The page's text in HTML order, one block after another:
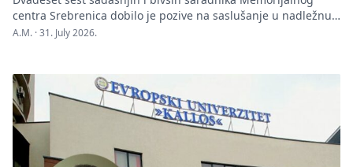
centra Srebrenica dobilo je pozive na saslušanje u nadležnu
policijsku stanicu po nalogu Okružnog javnog tužilaštva u
nakon predstavljanja godišnjeg Izvještaja o negiranju
genocida. Iz Memorijalnog centra upozoravaju da se
istovremeno pozivanje […]
A.M. ·31. July 2026.